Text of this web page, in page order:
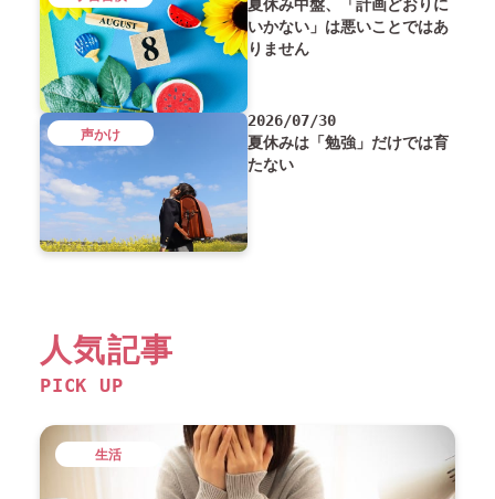
夏休み中盤、「計画どおりに
いかない」は悪いことではあ
りません
2026/07/30
夏休みは「勉強」だけでは育
たない
声かけ
人気記事
PICK UP
生活